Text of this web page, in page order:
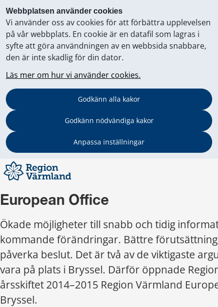
Webbplatsen använder cookies
Vi använder oss av cookies för att förbättra upplevelsen
på vår webbplats. En cookie är en datafil som lagras i
syfte att göra användningen av en webbsida snabbare,
den är inte skadlig för din dator.
Läs mer om hur vi använder cookies.
Godkänn alla kakor
Godkänn nödvändiga kakor
Anpassa inställningar
European Office
Ökade möjligheter till snabb och tidig
kommande förändringar. Bättre
påverka beslut. Det är två av de viktigaste
vara på plats i Bryssel. Därför öppnade
årsskiftet 2014–2015 Region Värmland
Bryssel.